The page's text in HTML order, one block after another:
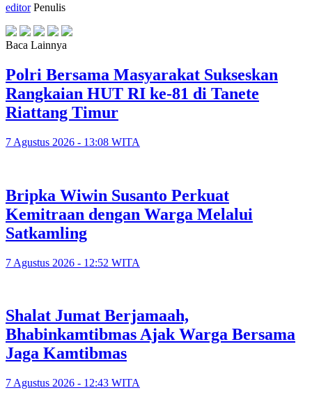
editor Penulis
Baca Lainnya
Polri Bersama Masyarakat Sukseskan
Rangkaian HUT RI ke-81 di Tanete
Riattang Timur
7 Agustus 2026 - 13:08 WITA
Bripka Wiwin Susanto Perkuat
Kemitraan dengan Warga Melalui
Satkamling
7 Agustus 2026 - 12:52 WITA
Shalat Jumat Berjamaah,
Bhabinkamtibmas Ajak Warga Bersama
Jaga Kamtibmas
7 Agustus 2026 - 12:43 WITA